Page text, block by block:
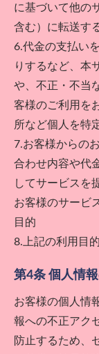
に基づいて他の
含む）に転送す
6.代金の支払い
りするなど、本
や、不正・不当
客様のご利用を
所など個人を特
7.お客様からの
合わせ内容や代
してサービスを
お客様のサービ
目的
8.上記の利用目
第4条 個人情
お客様の個人情
報への不正アク
防止するため、